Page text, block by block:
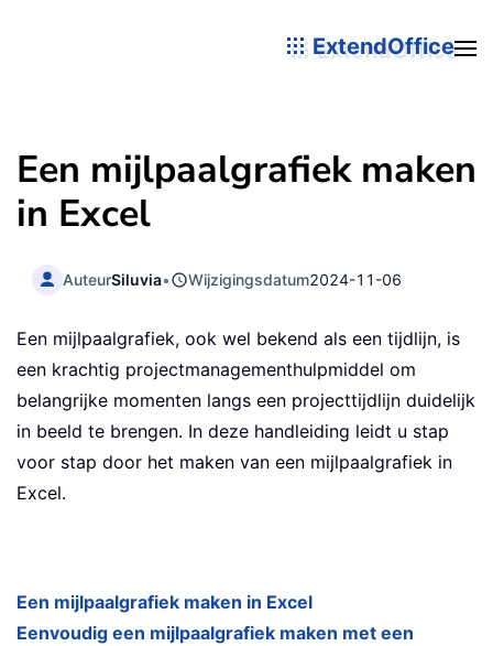
ExtendOffice
Een mijlpaalgrafiek maken
in Excel
AuteurSiluvia• Wijzigingsdatum2024-11-06
Een mijlpaalgrafiek, ook wel bekend als een tijdlijn, is
een krachtig projectmanagementhulpmiddel om
belangrijke momenten langs een projecttijdlijn duidelijk
in beeld te brengen. In deze handleiding leidt u stap
voor stap door het maken van een mijlpaalgrafiek in
Excel.
Een mijlpaalgrafiek maken in Excel
Eenvoudig een mijlpaalgrafiek maken met een